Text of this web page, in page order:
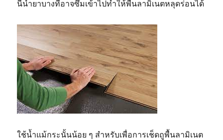
นี้น้ำยาบางทีอาจซึมเข้าไปทำให้พื้นลามิเนตหลุดร่อนได้
ใช้น้ำแม้กระนั้นน้อย ๆ สำหรับเพื่อการเช็ดถูพื้นลามิเนต